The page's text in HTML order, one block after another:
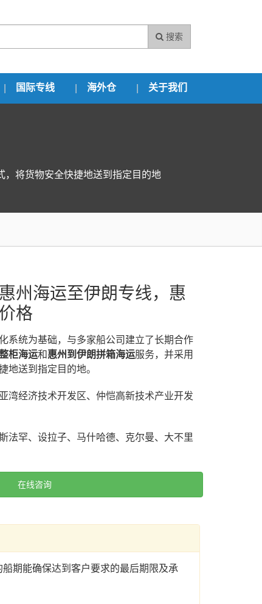
搜索
国际专线 海外仓 关于我们
，将货物安全快捷地送到指定目的地
州海运至伊朗专线，惠
格
系统为基础，与多家船公司建立了长期合作
柜海运和惠州到伊朗拼箱海运服务，并采用
地送到指定目的地。
湾经济技术开发区、仲恺高新技术产业开发
法罕、设拉子、马什哈德、克尔曼、大不里
在线咨询
期能确保达到客户要求的最后期限及承